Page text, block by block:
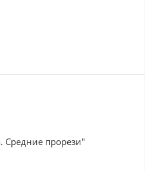
Средние прорези"